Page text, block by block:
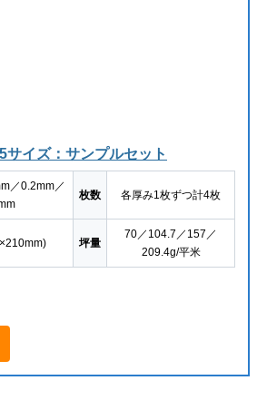
サイズ：サンプルセット
／0.2mm／
枚数 各厚み1枚ずつ計4枚
坪量
70／104.7／157／
209.4g/平米